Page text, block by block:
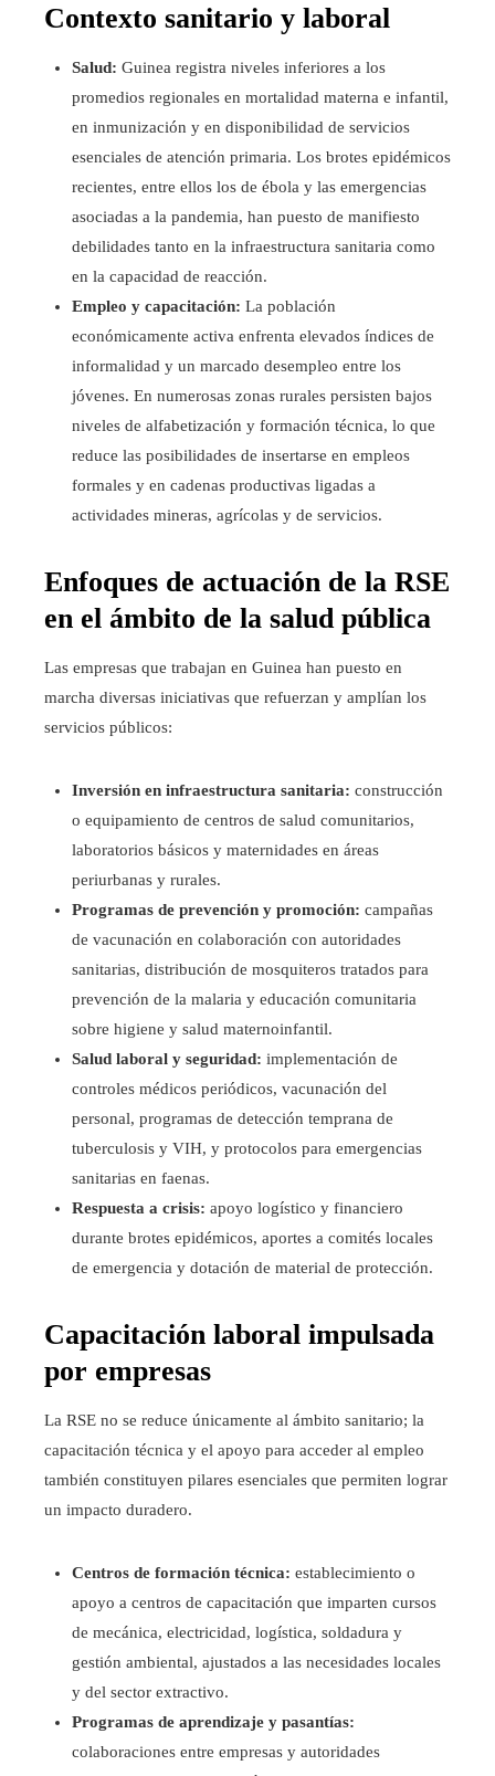
Contexto sanitario y laboral
Salud: Guinea registra niveles inferiores a los
promedios regionales en mortalidad materna e infantil,
en inmunización y en disponibilidad de servicios
esenciales de atención primaria. Los brotes epidémicos
recientes, entre ellos los de ébola y las emergencias
asociadas a la pandemia, han puesto de manifiesto
debilidades tanto en la infraestructura sanitaria como
en la capacidad de reacción.
Empleo y capacitación: La población
económicamente activa enfrenta elevados índices de
informalidad y un marcado desempleo entre los
jóvenes. En numerosas zonas rurales persisten bajos
niveles de alfabetización y formación técnica, lo que
reduce las posibilidades de insertarse en empleos
formales y en cadenas productivas ligadas a
actividades mineras, agrícolas y de servicios.
Enfoques de actuación de la RSE
en el ámbito de la salud pública
Las empresas que trabajan en Guinea han puesto en
marcha diversas iniciativas que refuerzan y amplían los
servicios públicos:
Inversión en infraestructura sanitaria: construcción
o equipamiento de centros de salud comunitarios,
laboratorios básicos y maternidades en áreas
periurbanas y rurales.
Programas de prevención y promoción: campañas
de vacunación en colaboración con autoridades
sanitarias, distribución de mosquiteros tratados para
prevención de la malaria y educación comunitaria
sobre higiene y salud maternoinfantil.
Salud laboral y seguridad: implementación de
controles médicos periódicos, vacunación del
personal, programas de detección temprana de
tuberculosis y VIH, y protocolos para emergencias
sanitarias en faenas.
Respuesta a crisis: apoyo logístico y financiero
durante brotes epidémicos, aportes a comités locales
de emergencia y dotación de material de protección.
Capacitación laboral impulsada
por empresas
La RSE no se reduce únicamente al ámbito sanitario; la
capacitación técnica y el apoyo para acceder al empleo
también constituyen pilares esenciales que permiten lograr
un impacto duradero.
Centros de formación técnica: establecimiento o
apoyo a centros de capacitación que imparten cursos
de mecánica, electricidad, logística, soldadura y
gestión ambiental, ajustados a las necesidades locales
y del sector extractivo.
Programas de aprendizaje y pasantías:
colaboraciones entre empresas y autoridades